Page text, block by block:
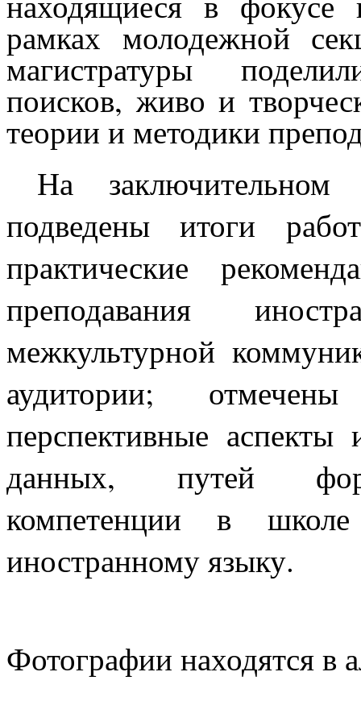
рамках молодежной
магистратуры
поисков, живо и
теории и методики
На заключительном
подведены итоги
практические
преподавания
межкультурной
аудитории;
перспективные
данных, путей
компетенции в
иностранному языку.
Фотографии находятся в